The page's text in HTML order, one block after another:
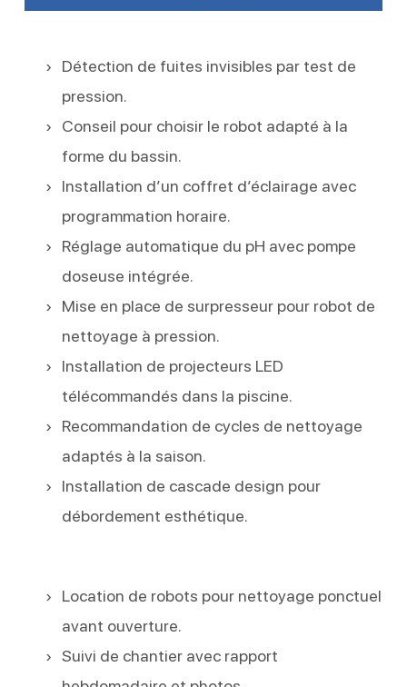
Détection de fuites invisibles par test de
pression.
Conseil pour choisir le robot adapté à la
forme du bassin.
Installation d’un coffret d’éclairage avec
programmation horaire.
Réglage automatique du pH avec pompe
doseuse intégrée.
Mise en place de surpresseur pour robot de
nettoyage à pression.
Installation de projecteurs LED
télécommandés dans la piscine.
Recommandation de cycles de nettoyage
adaptés à la saison.
Installation de cascade design pour
débordement esthétique.
Location de robots pour nettoyage ponctuel
avant ouverture.
Suivi de chantier avec rapport